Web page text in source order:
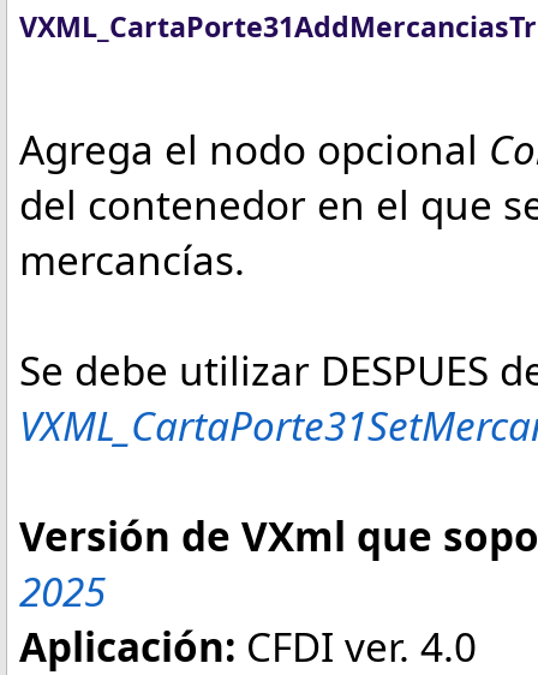
Agrega el nodo opcional
del contenedor en el que
mercancías.
Se debe utilizar DESPUES
Versión de VXml que
2025
Aplicación: CFDI ver. 4.0